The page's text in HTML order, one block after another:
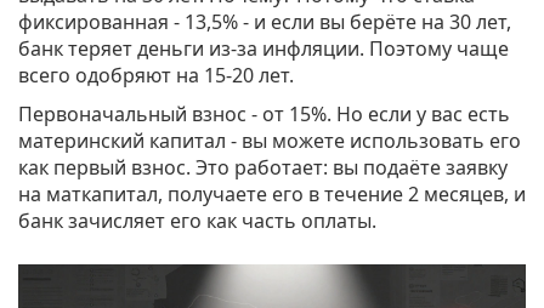
фиксированная - 13,5% - и если вы берёте на 30 лет,
банк теряет деньги из-за инфляции. Поэтому чаще
всего одобряют на 15-20 лет.
Первоначальный взнос - от 15%. Но если у вас есть
материнский капитал - вы можете использовать его
как первый взнос. Это работает: вы подаёте заявку
на маткапитал, получаете его в течение 2 месяцев, и
банк зачисляет его как часть оплаты.